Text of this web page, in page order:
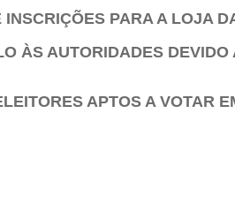
PARA A LOJA
ÀS AUTORIDADES
APTOS A VOTAR